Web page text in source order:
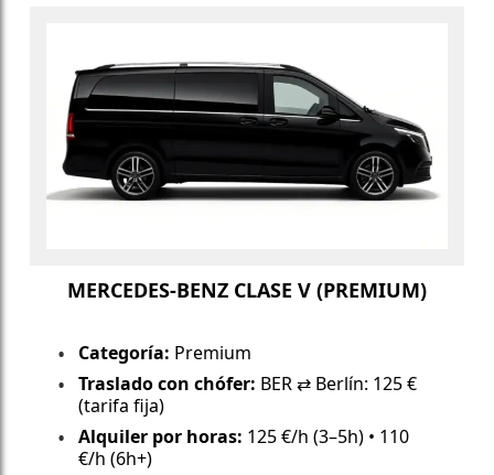
MERCEDES-BENZ CLASE V (PREMIUM)
Categoría: Premium
Traslado con chófer: BER ⇄ Berlín: 125 €
(tarifa fija)
Alquiler por horas: 125 €/h (3–5h) • 110
€/h (6h+)